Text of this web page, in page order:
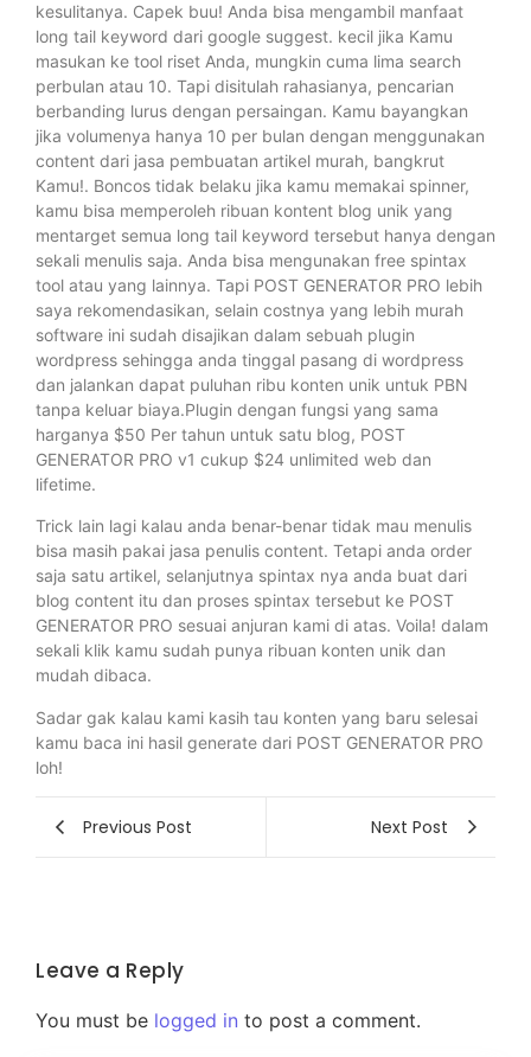
kesulitanya. Capek buu! Anda bisa mengambil manfaat
long tail keyword dari google suggest. kecil jika Kamu
masukan ke tool riset Anda, mungkin cuma lima search
perbulan atau 10. Tapi disitulah rahasianya, pencarian
berbanding lurus dengan persaingan. Kamu bayangkan
jika volumenya hanya 10 per bulan dengan menggunakan
content dari jasa pembuatan artikel murah, bangkrut
Kamu!. Boncos tidak belaku jika kamu memakai spinner,
kamu bisa memperoleh ribuan kontent blog unik yang
mentarget semua long tail keyword tersebut hanya dengan
sekali menulis saja. Anda bisa mengunakan free spintax
tool atau yang lainnya. Tapi POST GENERATOR PRO lebih
saya rekomendasikan, selain costnya yang lebih murah
software ini sudah disajikan dalam sebuah plugin
wordpress sehingga anda tinggal pasang di wordpress
dan jalankan dapat puluhan ribu konten unik untuk PBN
tanpa keluar biaya.Plugin dengan fungsi yang sama
harganya $50 Per tahun untuk satu blog, POST
GENERATOR PRO v1 cukup $24 unlimited web dan
lifetime.
Trick lain lagi kalau anda benar-benar tidak mau menulis
bisa masih pakai jasa penulis content. Tetapi anda order
saja satu artikel, selanjutnya spintax nya anda buat dari
blog content itu dan proses spintax tersebut ke POST
GENERATOR PRO sesuai anjuran kami di atas. Voila! dalam
sekali klik kamu sudah punya ribuan konten unik dan
mudah dibaca.
Sadar gak kalau kami kasih tau konten yang baru selesai
kamu baca ini hasil generate dari POST GENERATOR PRO
loh!
Previous Post Next Post
Leave a Reply
You must be logged in to post a comment.